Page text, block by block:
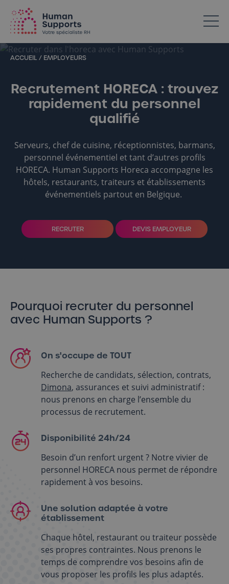
Votre spécialiste en ressources humaines dans l’Horeca
ACCUEIL / EMPLOYEURS
Recrutement HORECA : trouvez
rapidement du personnel
qualifié
Serveurs, chef de cuisine, réceptionnistes, barmans,
personnel événementiel et tant d’autres profils
HORECA. Human Supports Horeca accompagne les
hôtels, restaurants, traiteurs et établissements
événementiels partout en Belgique.
RECRUTER DEVIS EMPLOYEUR
Pourquoi recruter du personnel
avec Human Supports ?
On s'occupe de TOUT
Recherche de candidats, sélection, contrats,
Dimona, assurances et suivi administratif :
nous prenons en charge l’ensemble du
processus de recrutement.
Disponibilité 24h/24
Besoin d’un renfort urgent ? Notre vivier de
personnel HORECA nous permet de répondre
rapidement à vos besoins.
Une solution adaptée à votre
établissement
Chaque hôtel, restaurant ou traiteur possède
ses propres contraintes. Nous prenons le
temps de comprendre vos besoins afin de
vous proposer les profils les plus adaptés.